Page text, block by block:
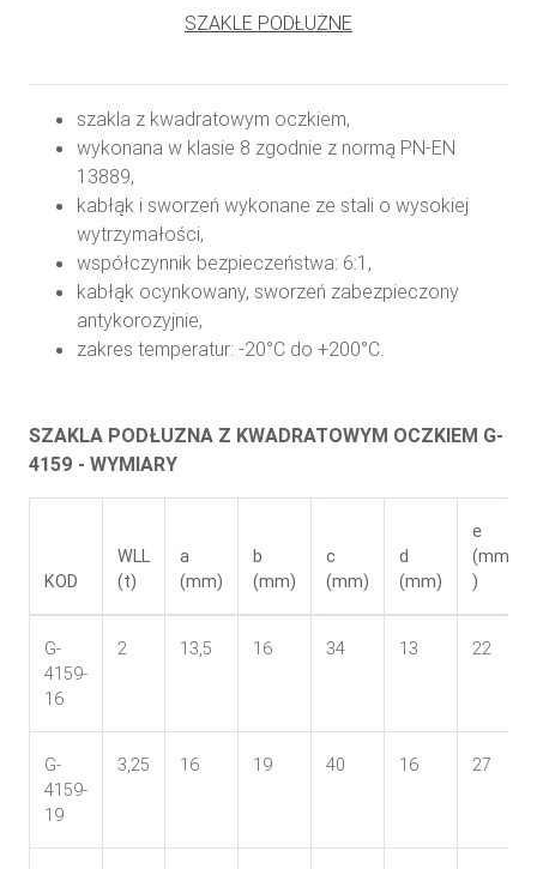
SZAKLE PODŁUŻNE
szakla z kwadratowym oczkiem,
wykonana w klasie 8 zgodnie z normą PN-EN
13889,
kabłąk i sworzeń wykonane ze stali o wysokiej
wytrzymałości,
współczynnik bezpieczeństwa: 6:1,
kabłąk ocynkowany, sworzeń zabezpieczony
antykorozyjnie,
zakres temperatur: -20°C do +200°C.
SZAKLA PODŁUZNA Z KWADRATOWYM OCZKIEM G-
4159 - WYMIARY
KOD
WLL
(t)
a
(mm)
b
(mm)
c
(mm)
d
(mm)
e
(mm
)
G-
4159-
16
2 13,5 16 34 13 22
G-
4159-
19
3,25 16 19 40 16 27